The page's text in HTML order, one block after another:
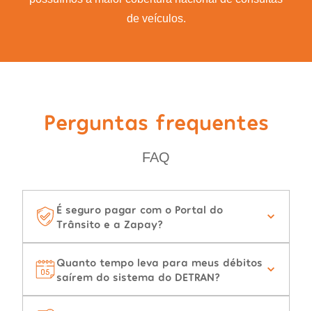
de veículos.
Perguntas frequentes
FAQ
É seguro pagar com o Portal do
Trânsito e a Zapay?
Quanto tempo leva para meus débitos
saírem do sistema do DETRAN?